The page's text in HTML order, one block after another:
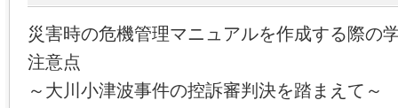
災害時の危機管理マニュアルを作成する際の
注意点
～大川小津波事件の控訴審判決を踏まえて～